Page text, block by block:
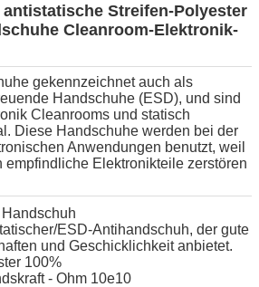
Streifen-Polyester
Cleanroom-Elektronik-
gekennzeichnet auch als
Handschuhe (ESD), und sind
Cleanrooms und statisch
Diese Handschuhe werden bei der
Anwendungen benutzt, weil
empfindliche Elektronikteile zerstören
ESD-Antihandschuh, der gute
und Geschicklichkeit anbietet.
100%
- Ohm 10e10